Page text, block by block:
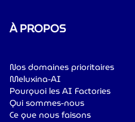
À PROPOS
Nos domaines prioritaires
Meluxina-AI
Pourquoi les AI Factories
Qui sommes-nous
Ce que nous faisons